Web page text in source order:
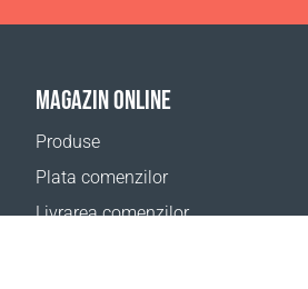
MAGAZIN ONLINE
Produse
Plata comenzilor
Livrarea comenzilor